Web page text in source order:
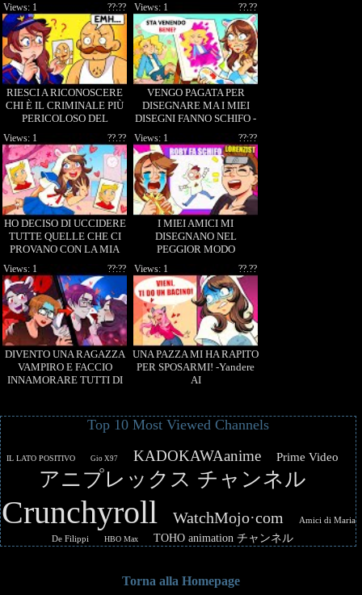
RIESCI A RICONOSCERE
CHI È IL CRIMINALE PIÙ
PERICOLOSO DEL
MONDO? ROBY POLAR
??:??
Views: 1
VENGO PAGATA PER
DISEGNARE MA I MIEI
DISEGNI FANNO SCHIFO -
??.??
Views: 1
HO DECISO DI UCCIDERE
TUTTE QUELLE CHE CI
PROVANO CON LA MIA
CRUSH! - Yandere
Simulator
??.??
Views: 1
I MIEI AMICI MI
DISEGNANO NEL
PEGGIOR MODO
POSSIBILE PER
INSULTARMI - Gartic
Phone
??:??
Views: 1
DIVENTO UNA RAGAZZA
VAMPIRO E FACCIO
INNAMORARE TUTTI DI
??:??
Views: 1
UNA PAZZA MI HA RAPITO
PER SPOSARMI! -Yandere
AI
??.??
Views: 1
Top 10 Most Viewed Channels
IL LATO POSITIVO Gio X97 KADOKAWAanime Prime Video
アニプレックス チャンネル
Crunchyroll WatchMojo·com
Amici di Maria
De Filippi
HBO Max TOHO animation チャンネル
Torna alla Homepage